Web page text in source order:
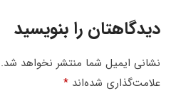
دیدگاهتان را بنویسید
نشانی ایمیل شما منتشر نخواهد شد.
علامت‌گذاری شده‌اند *